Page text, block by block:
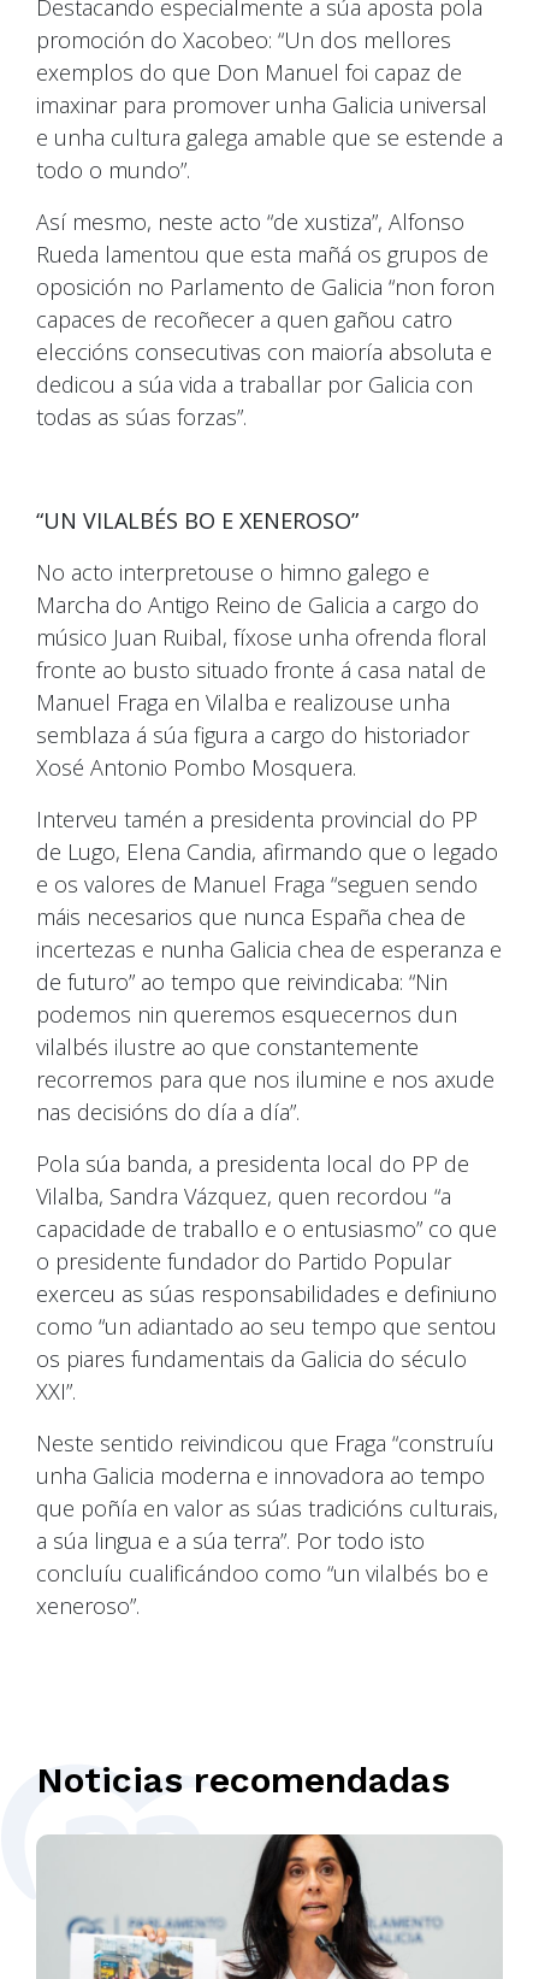
Destacando especialmente a súa aposta pola
promoción do Xacobeo: “Un dos mellores
exemplos do que Don Manuel foi capaz de
imaxinar para promover unha Galicia universal
e unha cultura galega amable que se estende a
todo o mundo”.
Así mesmo, neste acto “de xustiza”, Alfonso
Rueda lamentou que esta mañá os grupos de
oposición no Parlamento de Galicia “non foron
capaces de recoñecer a quen gañou catro
eleccións consecutivas con maioría absoluta e
dedicou a súa vida a traballar por Galicia con
todas as súas forzas”.
“UN VILALBÉS BO E XENEROSO”
No acto interpretouse o himno galego e
Marcha do Antigo Reino de Galicia a cargo do
músico Juan Ruibal, fíxose unha ofrenda floral
fronte ao busto situado fronte á casa natal de
Manuel Fraga en Vilalba e realizouse unha
semblaza á súa figura a cargo do historiador
Xosé Antonio Pombo Mosquera.
Interveu tamén a presidenta provincial do PP
de Lugo, Elena Candia, afirmando que o legado
e os valores de Manuel Fraga “seguen sendo
máis necesarios que nunca España chea de
incertezas e nunha Galicia chea de esperanza e
de futuro” ao tempo que reivindicaba: “Nin
podemos nin queremos esquecernos dun
vilalbés ilustre ao que constantemente
recorremos para que nos ilumine e nos axude
nas decisións do día a día”.
Pola súa banda, a presidenta local do PP de
Vilalba, Sandra Vázquez, quen recordou “a
capacidade de traballo e o entusiasmo” co que
o presidente fundador do Partido Popular
exerceu as súas responsabilidades e definiuno
como “un adiantado ao seu tempo que sentou
os piares fundamentais da Galicia do século
XXI”.
Neste sentido reivindicou que Fraga “construíu
unha Galicia moderna e innovadora ao tempo
que poñía en valor as súas tradicións culturais,
a súa lingua e a súa terra”. Por todo isto
concluíu cualificándoo como “un vilalbés bo e
xeneroso”.
Noticias recomendadas